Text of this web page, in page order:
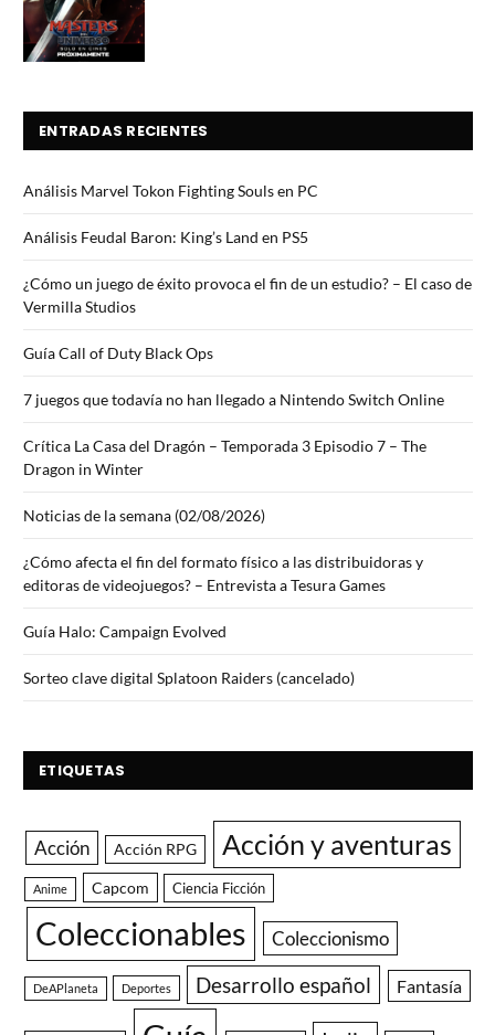
ENTRADAS RECIENTES
Análisis Marvel Tokon Fighting Souls en PC
Análisis Feudal Baron: King’s Land en PS5
¿Cómo un juego de éxito provoca el fin de un estudio? – El caso de
Vermilla Studios
Guía Call of Duty Black Ops
7 juegos que todavía no han llegado a Nintendo Switch Online
Crítica La Casa del Dragón – Temporada 3 Episodio 7 – The
Dragon in Winter
Noticias de la semana (02/08/2026)
¿Cómo afecta el fin del formato físico a las distribuidoras y
editoras de videojuegos? – Entrevista a Tesura Games
Guía Halo: Campaign Evolved
Sorteo clave digital Splatoon Raiders (cancelado)
ETIQUETAS
Acción Acción RPG Acción y aventuras
Anime Capcom Ciencia Ficción
Coleccionables Coleccionismo
DeAPlaneta Deportes Desarrollo español Fantasía